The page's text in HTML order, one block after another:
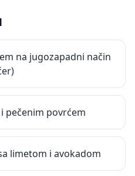
na jugozapadni način
pečenim povrćem
limetom i avokadom